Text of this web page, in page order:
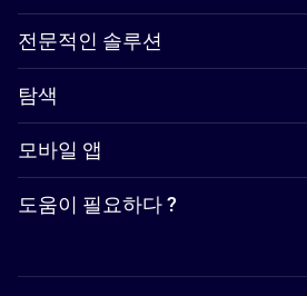
전문적인 솔루션
탐색
모바일 앱
도움이 필요하다 ?